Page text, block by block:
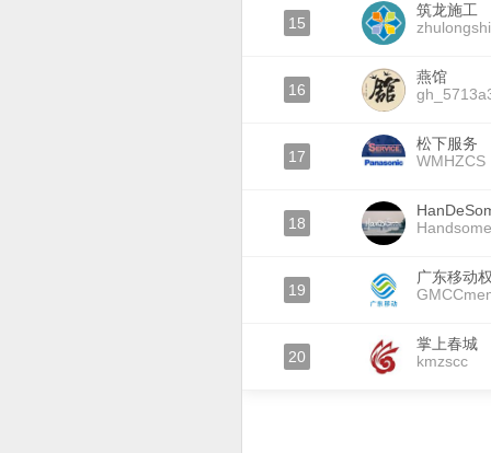
15
筑龙施工
16
燕馆
17
松下服务
WMHZCS
18
19
广东移动
20
掌上春城
kmzscc